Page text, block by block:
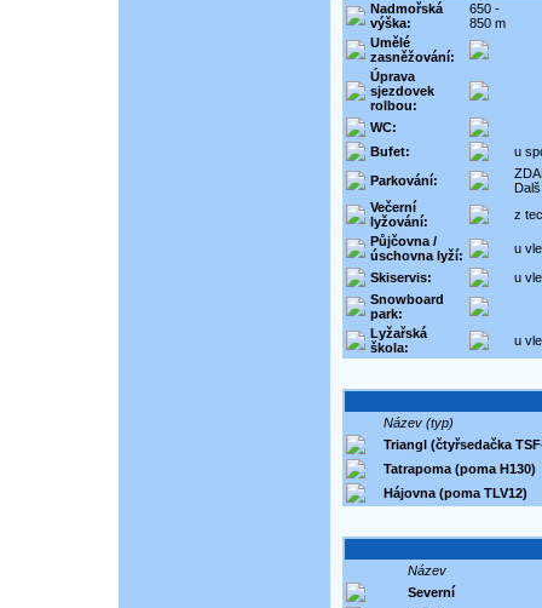
Nadmořská
výška:
650 -
850 m
Umělé
zasněžování:
Úprava
sjezdovek
rolbou:
WC:
Bufet:
u
Parkování:
Večerní
lyžování:
z
Půjčovna /
úschovna lyží:
u
Skiservis:
u
Snowboard
park:
Lyžařská
škola:
u
Název (typ)
Triangl (čtyřsedačka
Tatrapoma (poma H130)
Hájovna (poma TLV12)
Název
Severní